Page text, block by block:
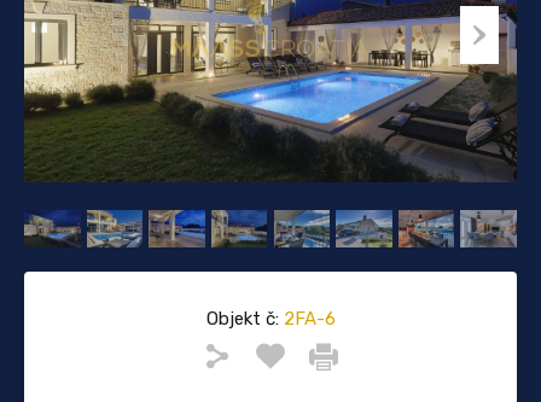
Objekt č:2FA-6